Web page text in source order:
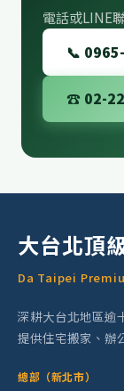
電話或LINE
📞
☎ 02-
大台北頂
Da Taipei
深耕大台北地區逾
提供住宅搬家、辦
總部（新北市）